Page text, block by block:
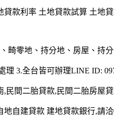
款利率 土地貸款試算 土地
畸零地、持分地、房屋、持
理 3.全台皆可辦理LINE ID:
民間二胎貸款,民間二胎房屋貸
自建貸款 建地貸款銀行,請洽